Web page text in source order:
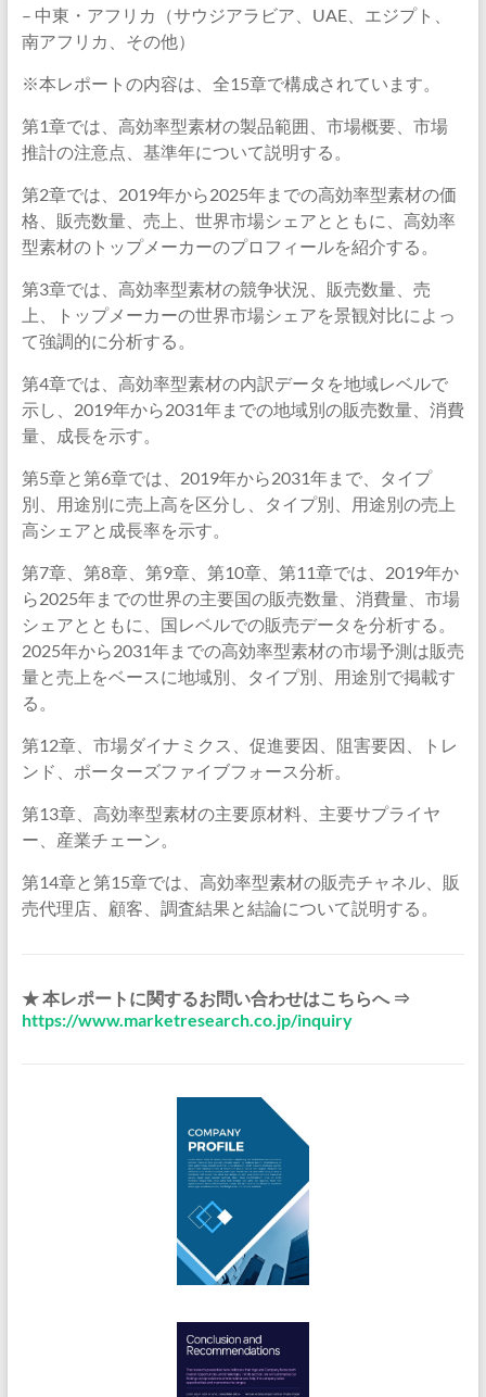
– 中東・アフリカ（サウジアラビア、UAE、エジプト、
南アフリカ、その他）
※本レポートの内容は、全15章で構成されています。
第1章では、高効率型素材の製品範囲、市場概要、市場
推計の注意点、基準年について説明する。
第2章では、2019年から2025年までの高効率型素材の価
格、販売数量、売上、世界市場シェアとともに、高効率
型素材のトップメーカーのプロフィールを紹介する。
第3章では、高効率型素材の競争状況、販売数量、売
上、トップメーカーの世界市場シェアを景観対比によっ
て強調的に分析する。
第4章では、高効率型素材の内訳データを地域レベルで
示し、2019年から2031年までの地域別の販売数量、消費
量、成長を示す。
第5章と第6章では、2019年から2031年まで、タイプ
別、用途別に売上高を区分し、タイプ別、用途別の売上
高シェアと成長率を示す。
第7章、第8章、第9章、第10章、第11章では、2019年か
ら2025年までの世界の主要国の販売数量、消費量、市場
シェアとともに、国レベルでの販売データを分析する。
2025年から2031年までの高効率型素材の市場予測は販売
量と売上をベースに地域別、タイプ別、用途別で掲載す
る。
第12章、市場ダイナミクス、促進要因、阻害要因、トレ
ンド、ポーターズファイブフォース分析。
第13章、高効率型素材の主要原材料、主要サプライヤ
ー、産業チェーン。
第14章と第15章では、高効率型素材の販売チャネル、販
売代理店、顧客、調査結果と結論について説明する。
★ 本レポートに関するお問い合わせはこちらへ ⇒
https://www.marketresearch.co.jp/inquiry